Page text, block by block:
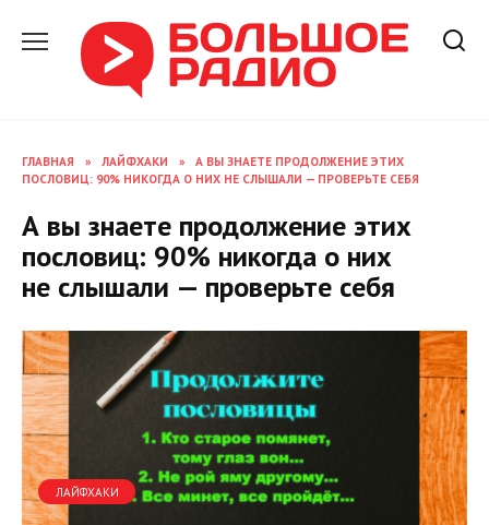
содержанию
ГЛАВНАЯ » ЛАЙФХАКИ »
А ВЫ ЗНАЕТЕ ПРОДОЛЖЕНИЕ ЭТИХ
ПОСЛОВИЦ: 90% НИКОГДА О НИХ НЕ СЛЫШАЛИ — ПРОВЕРЬТЕ СЕБЯ
А вы знаете продолжение этих
пословиц: 90% никогда о них
не слышали — проверьте себя
ЛАЙФХАКИ